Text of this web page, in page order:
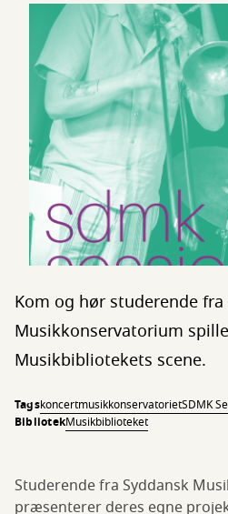
Kom og hør studerende fra
Musikkonservatorium
Musikbibliotekets scene.
TagskoncertmusikkonservatorietSDMK
BibliotekMusikbiblioteket
Studerende fra Syddansk
præsenterer deres egne